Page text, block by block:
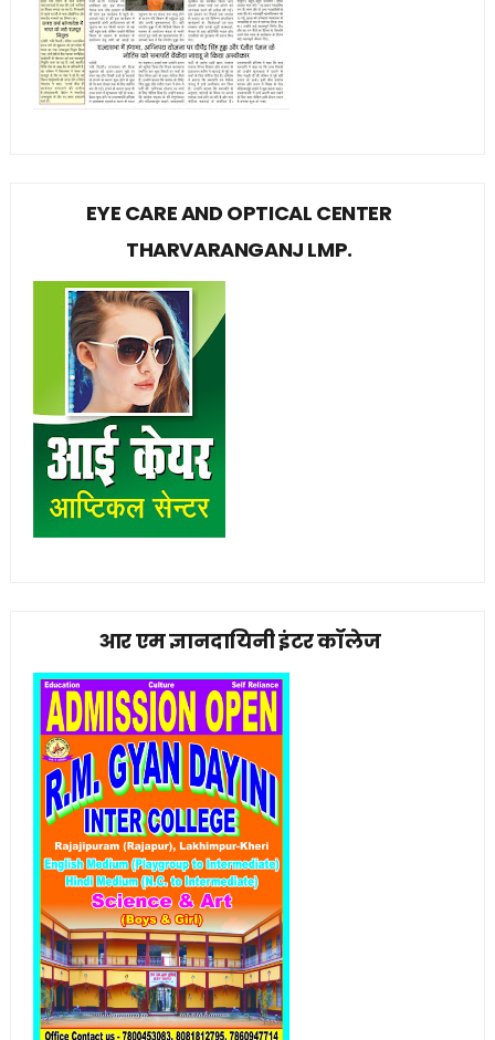
EYE CARE AND OPTICAL CENTER
THARVARANGANJ LMP.
आर एम ज्ञानदायिनी इंटर कॉलेज